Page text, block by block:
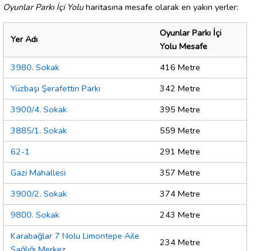
Oyunlar Parkı İçi Yoluharitasına mesafe olarak en yakın yerler:
Yer Adı
Oyunlar Parkı İçi
Yolu Mesafe
3980. Sokak
416 Metre
Yüzbaşı Şerafettin Parkı
342 Metre
3900/4. Sokak
395 Metre
3885/1. Sokak
559 Metre
62-1
291 Metre
Gazi Mahallesi
357 Metre
3900/2. Sokak
374 Metre
9800. Sokak
243 Metre
Karabağlar 7 Nolu Limontepe Aile
234 Metre